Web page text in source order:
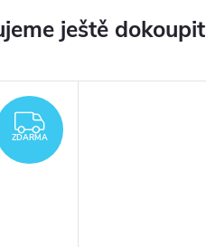
ještě dokoupit
ZDARMA
ZDARMA